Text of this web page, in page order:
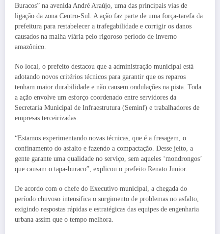
Buracos” na avenida André Araújo, uma das principais vias de
ligação da zona Centro-Sul. A ação faz parte de uma força-tarefa da
prefeitura para restabelecer a trafegabilidade e corrigir os danos
causados na malha viária pelo rigoroso período de inverno
amazônico.
No local, o prefeito destacou que a administração municipal está
adotando novos critérios técnicos para garantir que os reparos
tenham maior durabilidade e não causem ondulações na pista. Toda
a ação envolve um esforço coordenado entre servidores da
Secretaria Municipal de Infraestrutura (Seminf) e trabalhadores de
empresas terceirizadas.
“Estamos experimentando novas técnicas, que é a fresagem, o
confinamento do asfalto e fazendo a compactação. Desse jeito, a
gente garante uma qualidade no serviço, sem aqueles ‘mondrongos’
que causam o tapa-buraco”, explicou o prefeito Renato Junior.
De acordo com o chefe do Executivo municipal, a chegada do
período chuvoso intensifica o surgimento de problemas no asfalto,
exigindo respostas rápidas e estratégicas das equipes de engenharia
urbana assim que o tempo melhora.